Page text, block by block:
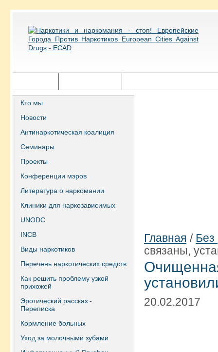
Кто мы
Новости
Антинаркотическая коалиция
Семинары
Проекты
Конференции мэров
Литература о наркомании
Клиники для наркозависимых
UNODC
INCB
Виды наркотиков
Перечень наркотических средств
Как решить проблему узкой
прихожей
Эротический рассказ -
Переписка
Кормление больных
Уход за молочными зубами
Главная / Без
связаны,
20.02.2017